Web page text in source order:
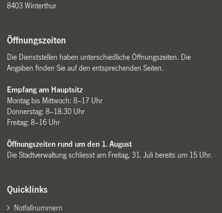
8403 Winterthur
Öffnungszeiten
Die Dienststellen haben unterschiedliche Öffnungszeiten. Die
Angaben finden Sie auf den entsprechenden Seiten.
Empfang am Hauptsitz
Montag bis Mittwoch: 8–17 Uhr
Donnerstag: 8–18.30 Uhr
Freitag: 8–16 Uhr
Öffnungszeiten rund um den 1. August
Die Stadtverwaltung schliesst am Freitag, 31. Juli bereits um 15 Uhr.
Quicklinks
Notfallnummern